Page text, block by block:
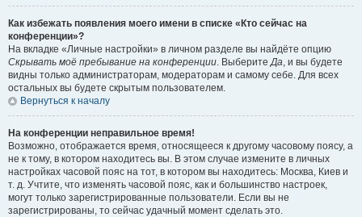
Как избежать появления моего имени в списке «Кто сейчас на
конференции»?
На вкладке «Личные настройки» в личном разделе вы найдёте опцию
Скрывать моё пребывание на конференции. ВыберитеДа, и вы будете
видны только администраторам, модераторам и самому себе. Для всех
остальных вы будете скрытым пользователем.
Вернуться к началу
На конференции неправильное время!
Возможно, отображается время, относящееся к другому часовому поясу, а
не к тому, в котором находитесь вы. В этом случае измените в личных
настройках часовой пояс на тот, в котором вы находитесь: Москва, Киев и
т. д. Учтите, что изменять часовой пояс, как и большинство настроек,
могут только зарегистрированные пользователи. Если вы не
зарегистрированы, то сейчас удачный момент сделать это.